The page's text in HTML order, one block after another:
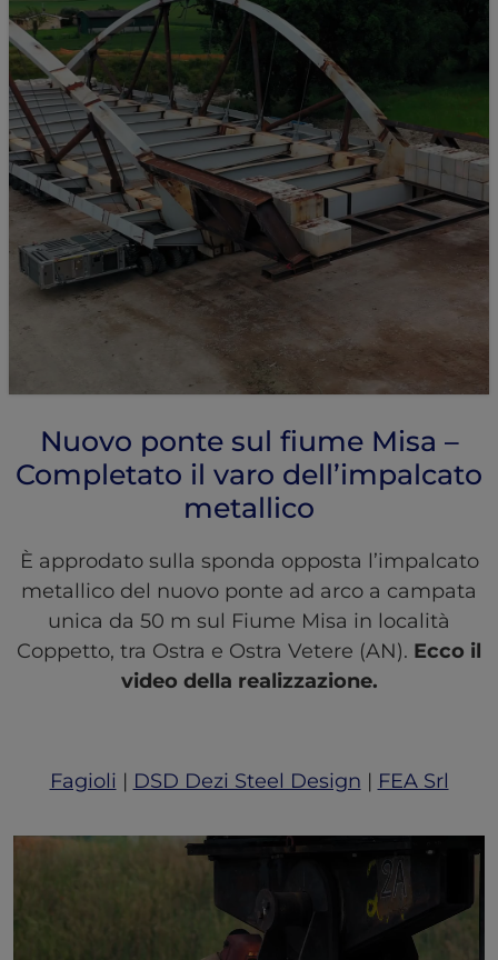
Nuovo ponte sul fiume Misa –
Completato il varo dell’impalcato
metallico
È approdato sulla sponda opposta l’impalcato
metallico del nuovo ponte ad arco a campata
unica da 50 m sul Fiume Misa in località
Coppetto, tra Ostra e Ostra Vetere (AN). Ecco il
video della realizzazione.
Fagioli | DSD Dezi Steel Design | FEA Srl